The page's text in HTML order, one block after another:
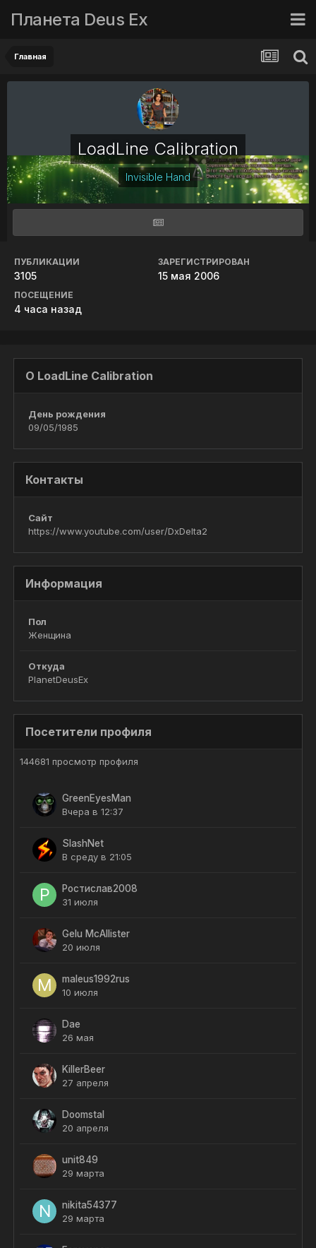
Планета Deus Ex
Главная
LoadLine Calibration
Invisible Hand
ПУБЛИКАЦИИ
3105
ЗАРЕГИСТРИРОВАН
15 мая 2006
ПОСЕЩЕНИЕ
4 часа назад
О LoadLine Calibration
День рождения
09/05/1985
Контакты
Сайт
https://www.youtube.com/user/DxDelta2
Информация
Пол
Женщина
Откуда
PlanetDeusEx
Посетители профиля
144681 просмотр профиля
GreenEyesMan
Вчера в 12:37
SlashNet
В среду в 21:05
Ростислав2008
31 июля
Gelu McAllister
20 июля
maleus1992rus
10 июля
Dae
26 мая
KillerBeer
27 апреля
Doomstal
20 апреля
unit849
29 марта
nikita54377
29 марта